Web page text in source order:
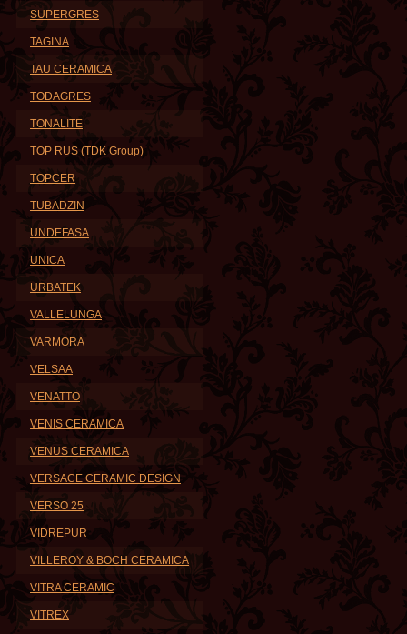
SUPERGRES
TAGINA
TAU CERAMICA
TODAGRES
TONALITE
TOP RUS (TDK Group)
TOPCER
TUBADZIN
UNDEFASA
UNICA
URBATEK
VALLELUNGA
VARMORA
VELSAA
VENATTO
VENIS CERAMICA
VENUS CERAMICA
VERSACE CERAMIC DESIGN
VERSO 25
VIDREPUR
VILLEROY & BOCH CERAMICA
VITRA CERAMIC
VITREX